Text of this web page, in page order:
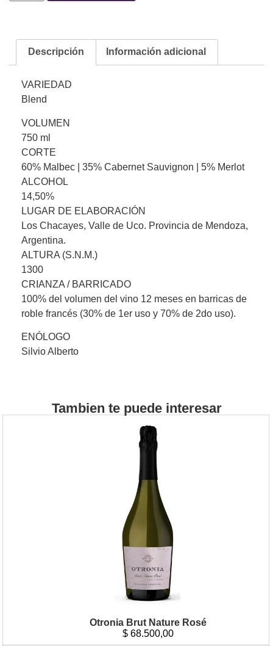
Descripción Información adicional
VARIEDAD
Blend
VOLUMEN
750 ml
CORTE
60% Malbec | 35% Cabernet Sauvignon | 5% Merlot
ALCOHOL
14,50%
LUGAR DE ELABORACIÓN
Los Chacayes, Valle de Uco. Provincia de Mendoza,
Argentina.
ALTURA (S.N.M.)
1300
CRIANZA / BARRICADO
100% del volumen del vino 12 meses en barricas de
roble francés (30% de 1er uso y 70% de 2do uso).
ENÓLOGO
Silvio Alberto
Tambien te puede interesar
Otronia Brut Nature Rosé
$ 68.500,00